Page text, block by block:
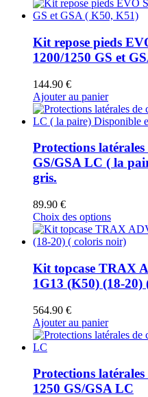
Kit repose pieds
1200/1250 GS et
144.90 €
Ajouter au panier
Protections
GS/GSA LC ( la
gris.
89.90 €
Choix des optionsCe
produit
a
Les
options
sur
du
produit
Kit topcase TRAX
1G13 (K50) (18-20)
564.90 €
Ajouter au panier
Protections
1250 GS/GSA LC